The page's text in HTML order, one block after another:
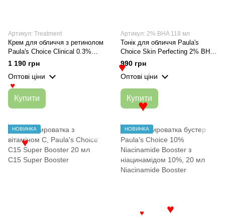
Артикул: Treatment
Крем для обличчя з ретинолом
Paula's Choice Clinical 0.3%
Retinol + 2% Bakuchiol
Treatment 30 ml
1 190 грн
Оптові ціни
Купити
Артикул: 2% BHA 118 мл
Тонік для обличчя Paula's
Choice Skin Perfecting 2% BHA
Liquid Exfoliant 118 мл
990 грн
Оптові ціни
Купити
НОВИНКА НОВИНКА
♥
♥
♥
♥
♥
♥